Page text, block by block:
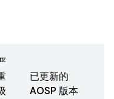
已更新的
AOSP 版本